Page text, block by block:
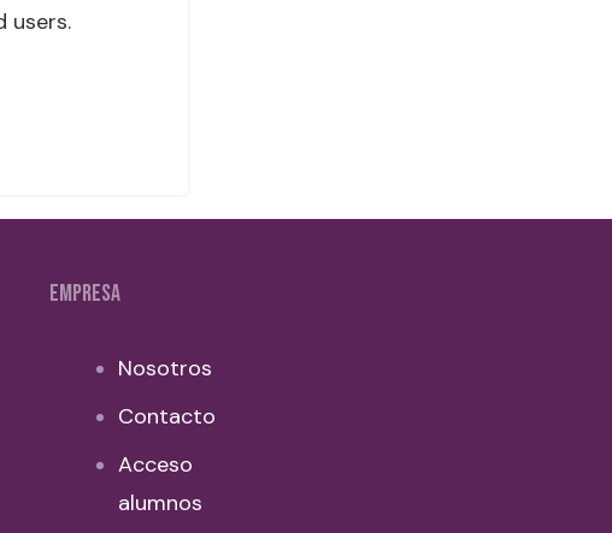
users.
EMPRESA
Nosotros
Contacto
Acceso
alumnos